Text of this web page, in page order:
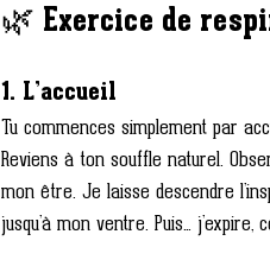
🌿 Exercice de
1. L’accueil
Tu commences simplement par
Reviens à ton souffle naturel.
mon être. Je laisse descendre
jusqu’à mon ventre. Puis…